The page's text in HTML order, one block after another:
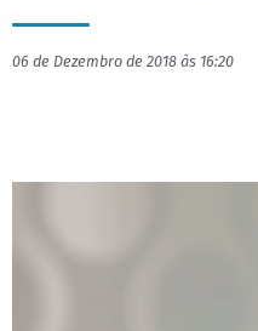
06 de Dezembro de 2018 às 16:20